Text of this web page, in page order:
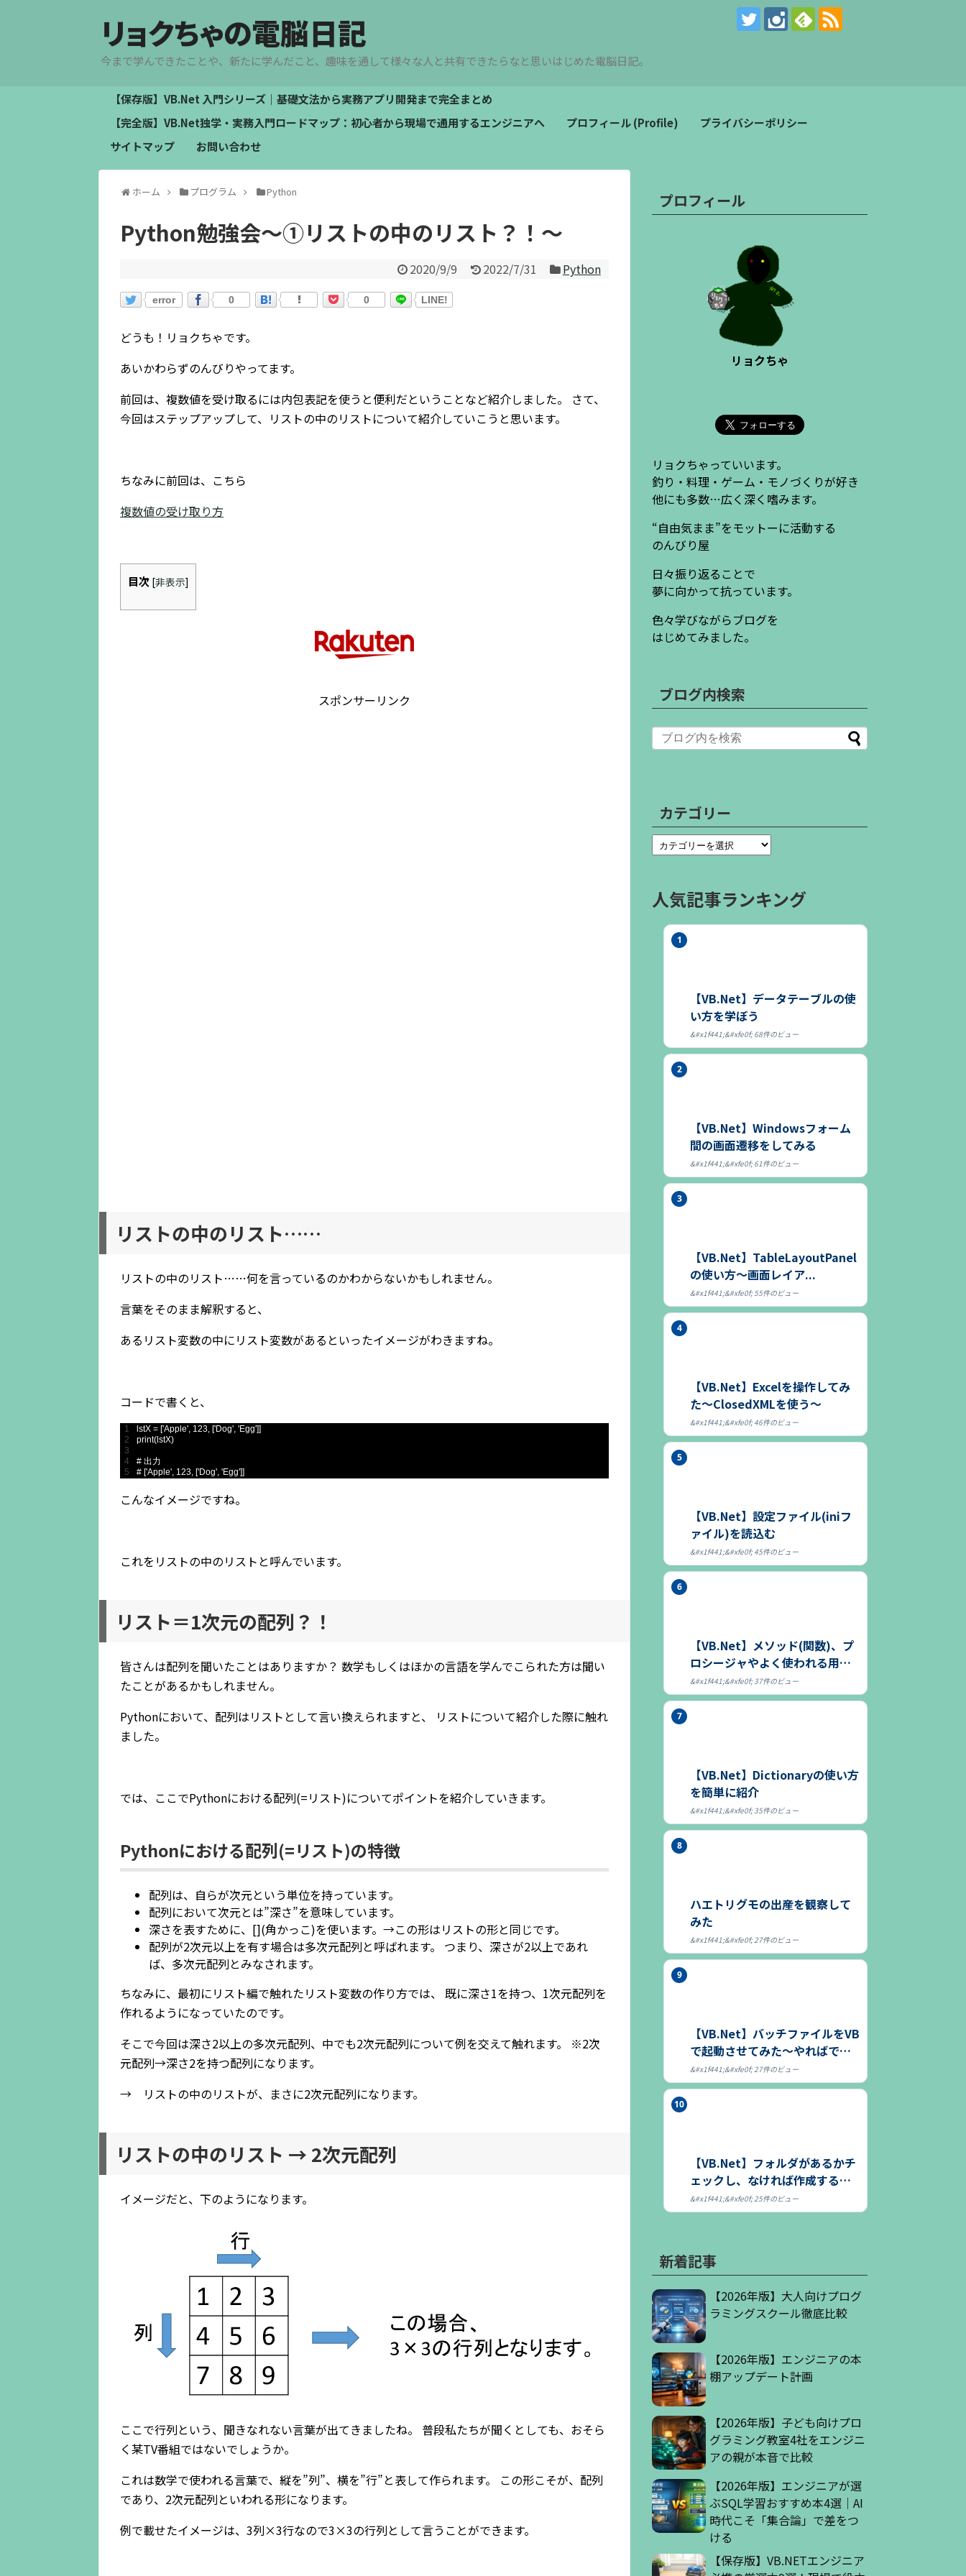
リョクちゃの電脳日記
今まで学んできたことや、新たに学んだこと、趣味を通して様々な人と共有できたらなと思いはじめた電脳日記。
【保存版】VB.Net 入門シリーズ｜基礎文法から実務アプリ開発まで完全まとめ
【完全版】VB.Net独学・実務入門ロードマップ：初心者から現場で通用するエンジニアへ
プロフィール (Profile)
プライバシーポリシー
サイトマップ
お問い合わせ
ホーム プログラム Python
Python勉強会～①リストの中のリスト？！～
2020/9/9 2022/7/31 Python
error 0 0 LINE!
どうも！リョクちゃです。
あいかわらずのんびりやってます。
前回は、複数値を受け取るには内包表記を使うと便利だということなど紹介しました。 さて、
今回はステップアップして、リストの中のリストについて紹介していこうと思います。
ちなみに前回は、こちら
複数値の受け取り方
目次 [非表示]
スポンサーリンク
リストの中のリスト……
リストの中のリスト……何を言っているのかわからないかもしれません。
言葉をそのまま解釈すると、
あるリスト変数の中にリスト変数があるといったイメージがわきますね。
コードで書くと、
1
2
3
4
5
lstX = ['Apple', 123, ['Dog', 'Egg']]
print( lstX)
# 出力
# ['Apple', 123, ['Dog', 'Egg']]
こんなイメージですね。
これをリストの中のリストと呼んでいます。
リスト＝1次元の配列？！
皆さんは配列を聞いたことはありますか？ 数学もしくはほかの言語を学んでこられた方は聞い
たことがあるかもしれません。
Pythonにおいて、配列はリストとして言い換えられますと、 リストについて紹介した際に触れ
ました。
では、ここでPythonにおける配列(=リスト)についてポイントを紹介していきます。
Pythonにおける配列(=リスト)の特徴
配列は、自らが次元という単位を持っています。
配列において次元とは”深さ”を意味しています。
深さを表すために、[](角かっこ)を使います。→この形はリストの形と同じです。
配列が2次元以上を有す場合は多次元配列と呼ばれます。 つまり、深さが2以上であれ
ば、多次元配列とみなされます。
ちなみに、最初にリスト編で触れたリスト変数の作り方では、 既に深さ1を持つ、1次元配列を
作れるようになっていたのです。
そこで今回は深さ2以上の多次元配列、中でも2次元配列について例を交えて触れます。 ※2次
元配列→深さ2を持つ配列になります。
→ リストの中のリストが、まさに2次元配列になります。
リストの中のリスト → 2次元配列
イメージだと、下のようになります。
ここで行列という、聞きなれない言葉が出てきましたね。 普段私たちが聞くとしても、おそら
く某TV番組ではないでしょうか。
これは数学で使われる言葉で、縦を”列”、横を”行”と表して作られます。 この形こそが、配列
であり、2次元配列といわれる形になります。
例で載せたイメージは、3列×3行なので3×3の行列として言うことができます。
プロフィール
リョクちゃ
リョクちゃっていいます。
釣り・料理・ゲーム・モノづくりが好き
他にも多数…広く深く嗜みます。
“自由気まま”をモットーに活動する
のんびり屋
日々振り返ることで
夢に向かって抗っています。
色々学びながらブログを
はじめてみました。
ブログ内検索
カテゴリー
人気記事ランキング
【VB.Net】データテーブルの使
い方を学ぼう
68件のビュー
【VB.Net】Windowsフォーム
間の画面遷移をしてみる
61件のビュー
【VB.Net】TableLayoutPanel
の使い方～画面レイア...
55件のビュー
【VB.Net】Excelを操作してみ
た～ClosedXMLを使う～
46件のビュー
【VB.Net】設定ファイル(iniフ
ァイル)を読込む
45件のビュー
【VB.Net】メソッド(関数)、プ
ロシージャやよく使われる用語
につ...
37件のビュー
【VB.Net】Dictionaryの使い方
を簡単に紹介
35件のビュー
ハエトリグモの出産を観察して
みた
27件のビュー
【VB.Net】バッチファイルをVB
で起動させてみた～やればでき
る～
27件のビュー
【VB.Net】フォルダがあるかチ
ェックし、なければ作成する方
法
25件のビュー
新着記事
【2026年版】大人向けプログ
ラミングスクール徹底比較
【2026年版】エンジニアの本
棚アップデート計画
【2026年版】子ども向けプロ
グラミング教室4社をエンジニ
アの親が本音で比較
【2026年版】エンジニアが選
ぶSQL学習おすすめ本4選｜AI
時代こそ「集合論」で差をつ
ける
【保存版】VB.NETエンジニア